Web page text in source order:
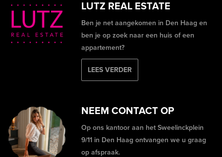
LUTZ REAL ESTATE
Ben je net aangekomen in Den Haag en
ben je op zoek naar een huis of een
appartement?
LEES VERDER
NEEM CONTACT OP
Op ons kantoor aan het Sweelinckplein
9/11 in Den Haag ontvangen we u graag
op afspraak.